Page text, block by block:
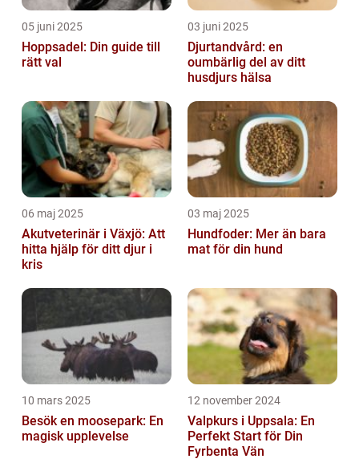
05 juni 2025
Hoppsadel: Din guide till
rätt val
03 juni 2025
Djurtandvård: en
oumbärlig del av ditt
husdjurs hälsa
06 maj 2025
Akutveterinär i Växjö: Att
hitta hjälp för ditt djur i
kris
03 maj 2025
Hundfoder: Mer än bara
mat för din hund
10 mars 2025
Besök en moosepark: En
magisk upplevelse
12 november 2024
Valpkurs i Uppsala: En
Perfekt Start för Din
Fyrbenta Vän